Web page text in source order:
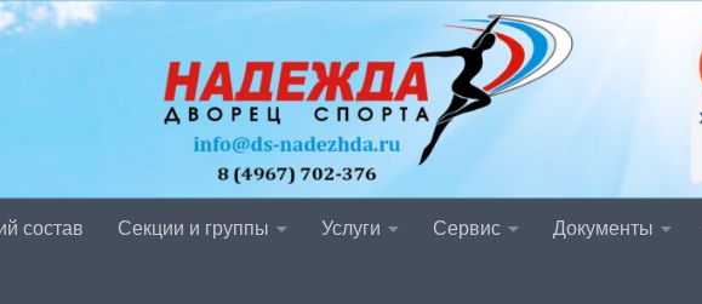
состав Секции и группы Услуги Сервис Документы